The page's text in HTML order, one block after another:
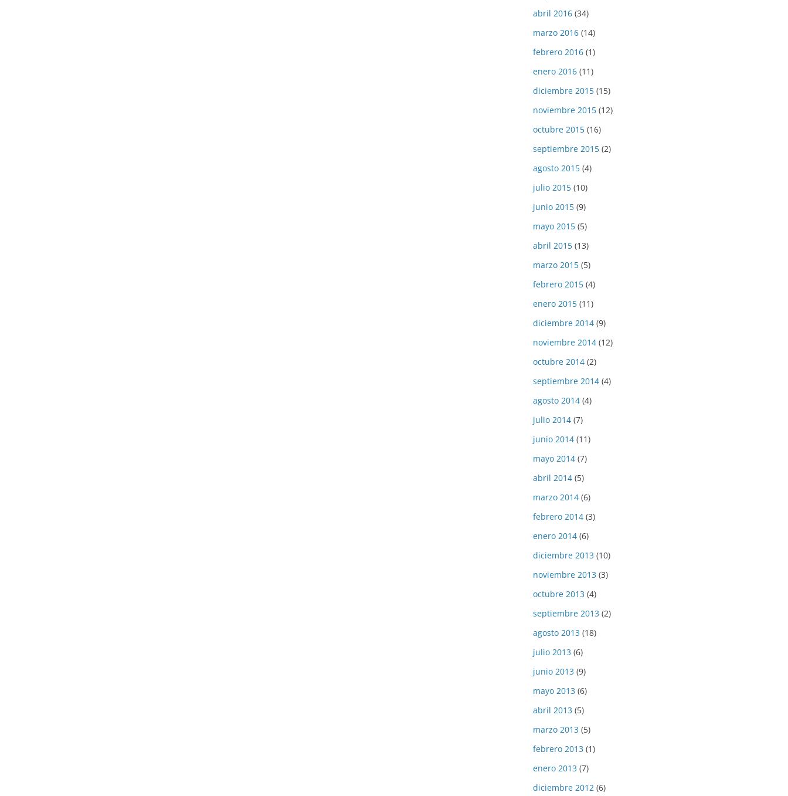
abril 2016 (34)
marzo 2016 (14)
febrero 2016 (1)
enero 2016 (11)
diciembre 2015 (15)
noviembre 2015 (12)
octubre 2015 (16)
septiembre 2015 (2)
agosto 2015 (4)
julio 2015 (10)
junio 2015 (9)
mayo 2015 (5)
abril 2015 (13)
marzo 2015 (5)
febrero 2015 (4)
enero 2015 (11)
diciembre 2014 (9)
noviembre 2014 (12)
octubre 2014 (2)
septiembre 2014 (4)
agosto 2014 (4)
julio 2014 (7)
junio 2014 (11)
mayo 2014 (7)
abril 2014 (5)
marzo 2014 (6)
febrero 2014 (3)
enero 2014 (6)
diciembre 2013 (10)
noviembre 2013 (3)
octubre 2013 (4)
septiembre 2013 (2)
agosto 2013 (18)
julio 2013 (6)
junio 2013 (9)
mayo 2013 (6)
abril 2013 (5)
marzo 2013 (5)
febrero 2013 (1)
enero 2013 (7)
diciembre 2012 (6)